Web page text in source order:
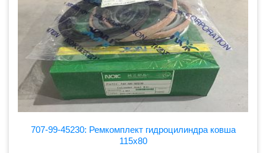
707-99-45230: Ремкомплект гидроцилиндра ковша
115x80